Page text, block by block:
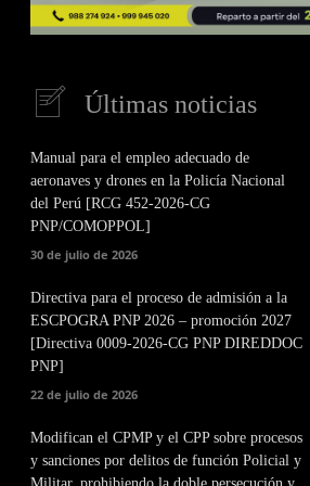
Últimas noticias
Manual para el empleo adecuado de
aeronaves y drones en la Policía Nacional
del Perú [RCG 452-2026-CG
PNP/COMOPPOL]
30 de julio de 2026
Directiva para el proceso de admisión a la
ESCPOGRA PNP 2026 – promoción 2027
[Directiva 0009-2026-CG PNP DIREDDOC
PNP]
22 de julio de 2026
Modifican el CPMP y el CPP sobre procesos
y sanciones por delitos de función Policial y